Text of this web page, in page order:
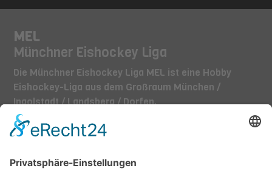
MEL
Münchner Eishockey Liga
Die Münchner Eishockey Liga MEL ist eine Hobby
Eishockey-Liga aus dem Großraum München /
Ingolstadt / Landsberg / Dorfen.